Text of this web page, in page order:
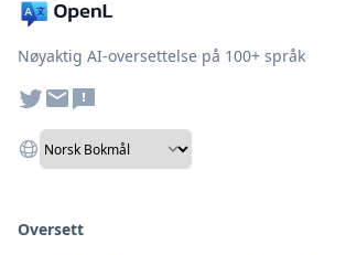
Nøyaktig AI-oversettelse på 100+ språk
Oversett